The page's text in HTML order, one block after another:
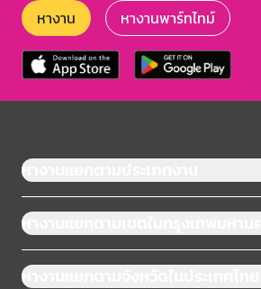
หางาน หางานพาร์ทไทม์
หางานแยกตามประเภทงาน
หางานแยกตามเขตในกรุงเทพมหานคร
หางานแยกตามจังหวัดในประเทศไทย